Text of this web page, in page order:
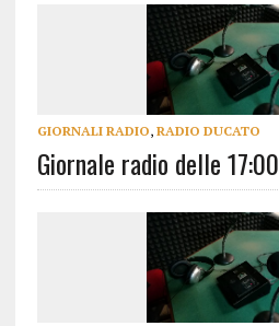
GIORNALI RADIO, RADIO DUCATO
Giornale radio delle